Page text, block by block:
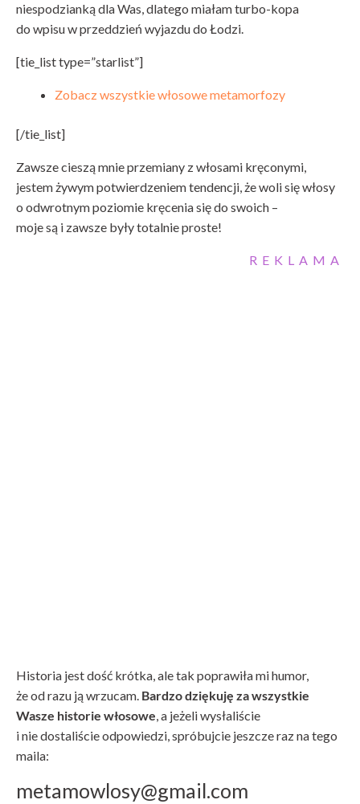
niespodzianką dla Was, dlatego miałam turbo-kopa
do wpisu w przeddzień wyjazdu do Łodzi.
[tie_list type=”starlist”]
Zobacz wszystkie włosowe metamorfozy
[/tie_list]
Zawsze cieszą mnie przemiany z włosami kręconymi,
jestem żywym potwierdzeniem tendencji, że woli się włosy
o odwrotnym poziomie kręcenia się do swoich –
moje są i zawsze były totalnie proste!
REKLAMA
Historia jest dość krótka, ale tak poprawiła mi humor,
że od razu ją wrzucam. Bardzo dziękuję za wszystkie
Wasze historie włosowe, a jeżeli wysłaliście
i nie dostaliście odpowiedzi, spróbujcie jeszcze raz na tego
maila:
metamowlosy@gmail.com